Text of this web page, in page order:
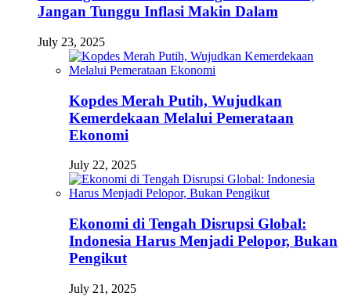
Jangan Tunggu Inflasi Makin Dalam
July 23, 2025
Kopdes Merah Putih, Wujudkan
Kemerdekaan Melalui Pemerataan
Ekonomi
July 22, 2025
Ekonomi di Tengah Disrupsi Global:
Indonesia Harus Menjadi Pelopor, Bukan
Pengikut
July 21, 2025